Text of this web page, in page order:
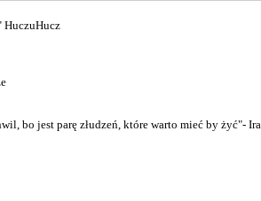
HuczuHucz
bo jest parę złudzeń, które warto mieć by żyć"- Ira